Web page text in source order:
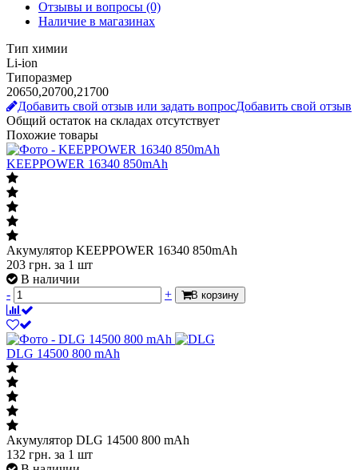
Тип химии
Типоразмер
20650,20700,21700
Добавить свой отзыв или задать вопрос
Общий остаток на складах
Похожие товары
KEEPPOWER 16340 850mAh
Акумулятор KEEPPOWER 16340 850mAh
203
В наличии
-
DLG 14500 800 mAh
Акумулятор DLG 14500 800 mAh
132
В наличии
-